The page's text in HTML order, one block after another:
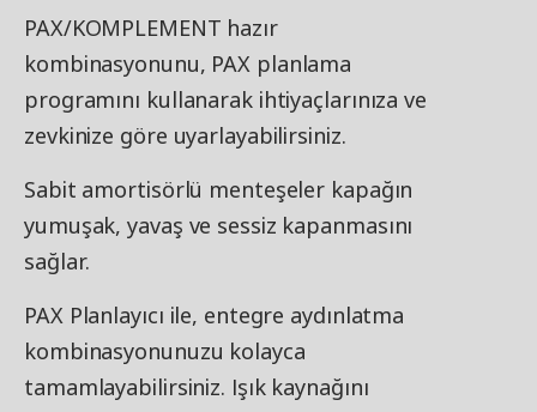
PAX/KOMPLEMENT hazır
kombinasyonunu, PAX planlama
programını kullanarak ihtiyaçlarınıza ve
zevkinize göre uyarlayabilirsiniz.
Sabit amortisörlü menteşeler kapağın
yumuşak, yavaş ve sessiz kapanmasını
sağlar.
PAX Planlayıcı ile, entegre aydınlatma
kombinasyonunuzu kolayca
tamamlayabilirsiniz. Işık kaynağını